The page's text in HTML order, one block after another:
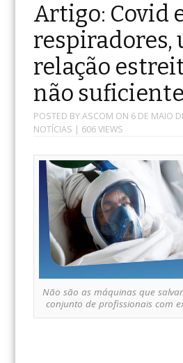
Artigo: Covid
respiradores,
relação
não suficiente
POSTED BYASCOM ON 6 DE MAIO
NOTÍCIAS | 606 VIEWS
Não são as máquinas que
conjunto de profissionais com